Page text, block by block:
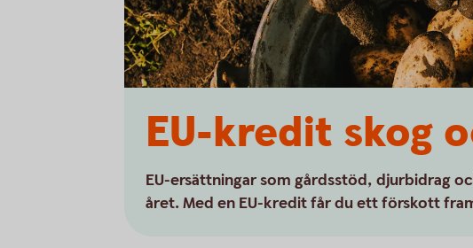
EU-kredit skog
EU-ersättningar som gårdsstöd, djurbidrag
året. Med en EU-kredit får du ett förskott